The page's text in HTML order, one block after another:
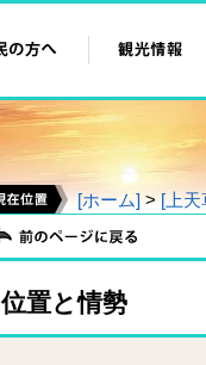
[ホーム]>[上天
位置と情勢